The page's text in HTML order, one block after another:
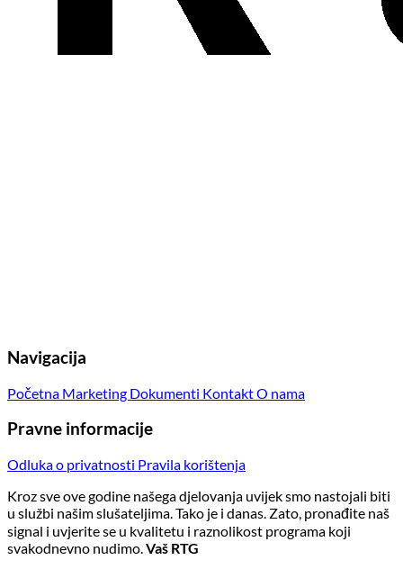
Navigacija
Početna Marketing Dokumenti KontaktO nama
Pravne informacije
Odluka o privatnosti Pravila korištenja
Kroz sve ove godine našega djelovanja uvijek smo nastojali biti
u službi našim slušateljima. Tako je i danas. Zato, pronađite naš
signal i uvjerite se u kvalitetu i raznolikost programa koji
svakodnevno nudimo.Vaš RTG